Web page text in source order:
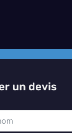
un devis